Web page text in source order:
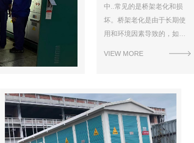
中..常见的是桥架老化和损
坏。桥架老化是由于长期使
用和环境因素导致的，如高
定期检查设备状态，及时处
理故障，..电力系统的正常运
行。如果出现故障，欢迎您
VIEW MORE